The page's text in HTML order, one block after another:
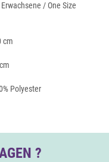
/ One Size
cm
Polyester
?